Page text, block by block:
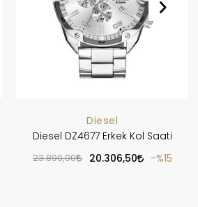
Diesel
Diesel DZ4677 Erkek Kol Saati
23.890,00 20.306,50 %15